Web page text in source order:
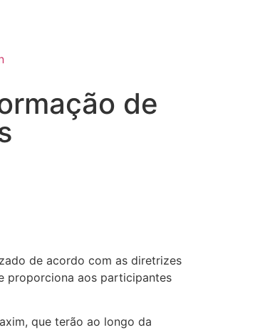
de
de acordo com as diretrizes
proporciona aos participantes
que terão ao longo da